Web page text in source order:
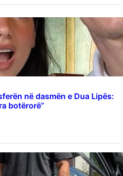
në dasmën e Dua Lipës:
botërorë”